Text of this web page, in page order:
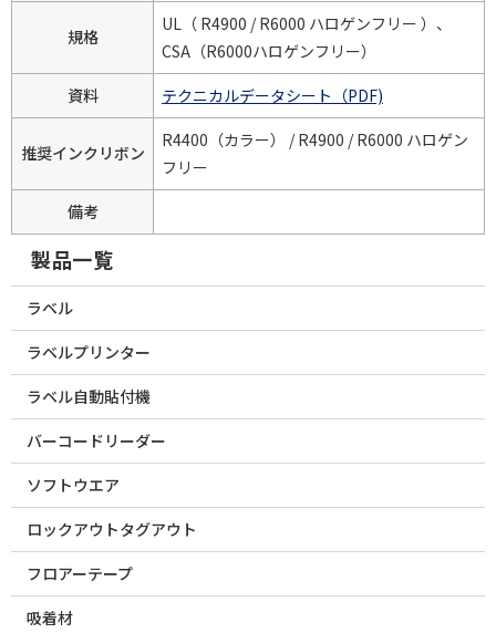
規格
UL（ R4900 / R6000 ハロゲンフリー ）、
CSA（R6000ハロゲンフリー）
資料
テクニカルデータシート（PDF)
推奨インクリボン
R4400（カラー） / R4900 / R6000 ハロゲン
フリー
備考
製品一覧
ラベル
ラベルプリンター
ラベル自動貼付機
バーコードリーダー
ソフトウエア
ロックアウトタグアウト
フロアーテープ
吸着材